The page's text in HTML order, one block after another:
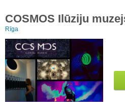
COSMOS Ilūziju
Rīga